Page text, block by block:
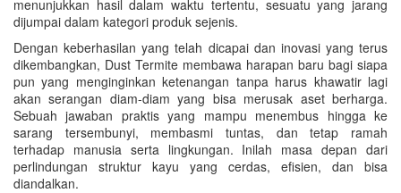
menunjukkan hasil dalam waktu tertentu, sesuatu yang jarang
dijumpai dalam kategori produk sejenis.
Dengan keberhasilan yang telah dicapai dan inovasi yang terus
dikembangkan, Dust Termite membawa harapan baru bagi siapa
pun yang menginginkan ketenangan tanpa harus khawatir lagi
akan serangan diam-diam yang bisa merusak aset berharga.
Sebuah jawaban praktis yang mampu menembus hingga ke
sarang tersembunyi, membasmi tuntas, dan tetap ramah
terhadap manusia serta lingkungan. Inilah masa depan dari
perlindungan struktur kayu yang cerdas, efisien, dan bisa
diandalkan.